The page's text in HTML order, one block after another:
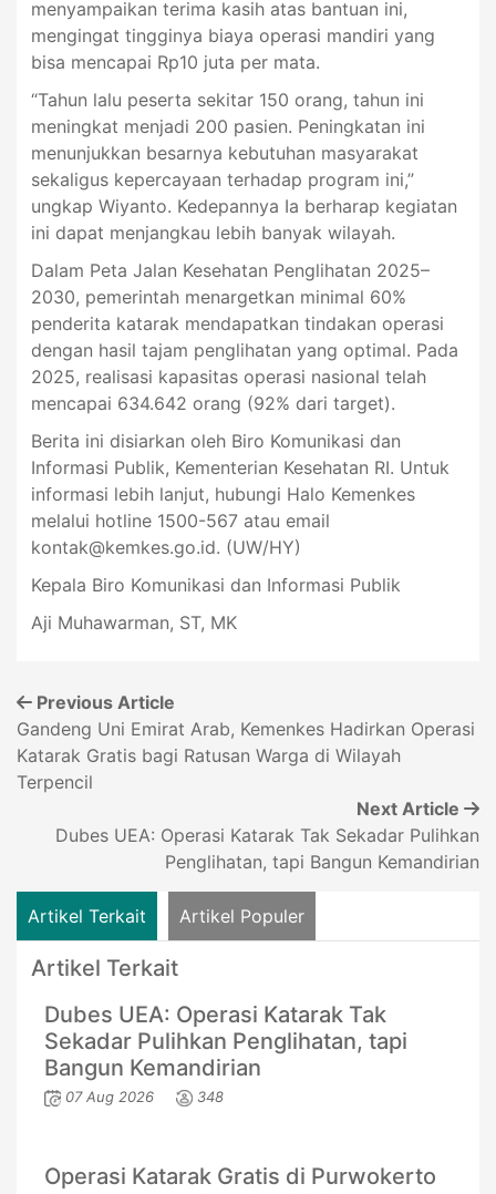
menyampaikan terima kasih atas bantuan ini,
mengingat tingginya biaya operasi mandiri yang
bisa mencapai Rp10 juta per mata.
“Tahun lalu peserta sekitar 150 orang, tahun ini
meningkat menjadi 200 pasien. Peningkatan ini
menunjukkan besarnya kebutuhan masyarakat
sekaligus kepercayaan terhadap program ini,”
ungkap Wiyanto. Kedepannya Ia berharap kegiatan
ini dapat menjangkau lebih banyak wilayah.
Dalam Peta Jalan Kesehatan Penglihatan 2025–
2030, pemerintah menargetkan minimal 60%
penderita katarak mendapatkan tindakan operasi
dengan hasil tajam penglihatan yang optimal. Pada
2025, realisasi kapasitas operasi nasional telah
mencapai 634.642 orang (92% dari target).
Berita ini disiarkan oleh Biro Komunikasi dan
Informasi Publik, Kementerian Kesehatan RI. Untuk
informasi lebih lanjut, hubungi Halo Kemenkes
melalui hotline 1500-567 atau email
kontak@kemkes.go.id. (UW/HY)
Kepala Biro Komunikasi dan Informasi Publik
Aji Muhawarman, ST, MK
Previous Article
Gandeng Uni Emirat Arab, Kemenkes Hadirkan Operasi
Katarak Gratis bagi Ratusan Warga di Wilayah
Terpencil
Next Article
Dubes UEA: Operasi Katarak Tak Sekadar Pulihkan
Penglihatan, tapi Bangun Kemandirian
Artikel Terkait Artikel Populer
Artikel Terkait
Dubes UEA: Operasi Katarak Tak
Sekadar Pulihkan Penglihatan, tapi
Bangun Kemandirian
07 Aug 2026 348
Operasi Katarak Gratis di Purwokerto